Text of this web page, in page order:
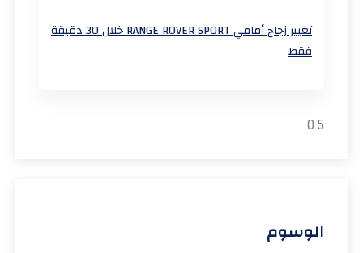
تغيير زجاج أمامي RANGE ROVER SPORT خلال 30 دقيقة
فقط
الوسوم